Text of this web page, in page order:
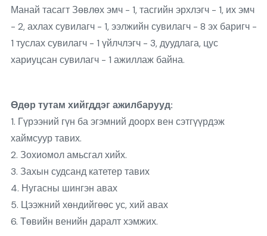
Манай тасагт Зөвлөх эмч - 1, тасгийн эрхлэгч - 1, их эмч
- 2, ахлах сувилагч - 1, ээлжийн сувилагч - 8 эх баригч -
1 туслах сувилагч - 1 үйлчлэгч - 3, дуудлага, цус
хариуцсан сувилагч - 1 ажиллаж байна.
Өдөр тутам хийгддэг ажилбарууд:
1. Гүрээний гүн ба эгэмний доорх вен сэтгүүрдэж
хаймсуур тавих.
2. Зохиомол амьсгал хийх.
3. Захын судсанд катетер тавих
4. Нугасны шингэн авах
5. Цээжний хөндийгөөс ус, хий авах
6. Төвийн венийн даралт хэмжих.